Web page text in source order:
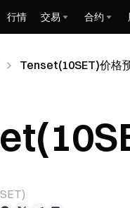
行情 交易 合约
Tenset(10SET)价格
)